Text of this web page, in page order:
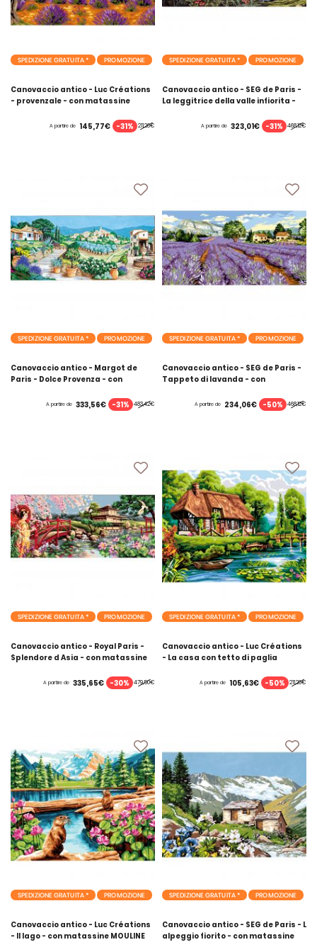
SPEDIZIONE GRATUITA * PROMOZIONE
Canovaccio antico - Luc Créations
- provenzale - con matassine
211,26€
A partire de 145,77€ -31%
SPEDIZIONE GRATUITA * PROMOZIONE
Canovaccio antico - SEG de Paris -
La leggitrice della valle infiorita -
468,12€
A partire de 323,01€ -31%
SPEDIZIONE GRATUITA * PROMOZIONE
Canovaccio antico - Margot de
Paris - Dolce Provenza - con
483,42€
A partire de 333,56€ -31%
SPEDIZIONE GRATUITA * PROMOZIONE
Canovaccio antico - SEG de Paris -
Tappeto di lavanda - con
468,12€
A partire de 234,06€ -50%
SPEDIZIONE GRATUITA * PROMOZIONE
Canovaccio antico - Royal Paris -
Splendore d Asia - con matassine
479,50€
A partire de 335,65€ -30%
SPEDIZIONE GRATUITA * PROMOZIONE
Canovaccio antico - Luc Créations
- La casa con tetto di paglia
MOULINE DMC
211,26€
A partire de 105,63€ -50%
SPEDIZIONE GRATUITA * PROMOZIONE
Canovaccio antico - Luc Créations
- Il lago - con matassine MOULINE
SPEDIZIONE GRATUITA * PROMOZIONE
Canovaccio antico - SEG de Paris - L
alpeggio fiorito - con matassine